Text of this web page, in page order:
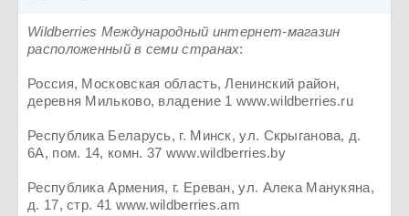
Wildberries Международный интернет-магазин
расположенный в семи странах:
Россия, Московская область, Ленинский район,
деревня Мильково, владение 1 www.wildberries.ru
Республика Беларусь, г. Минск, ул. Скрыганова, д.
6А, пом. 14, комн. 37 www.wildberries.by
Республика Армения, г. Ереван, ул. Алека Манукяна,
д. 17, стр. 41 www.wildberries.am